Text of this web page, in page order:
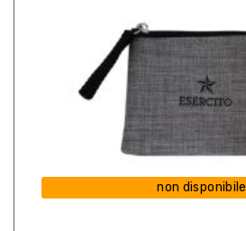
non disponibile